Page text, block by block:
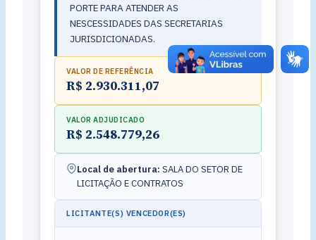
PORTE PARA ATENDER AS
NESCESSIDADES DAS SECRETARIAS
JURISDICIONADAS.
VALOR DE REFERÊNCIA
R$ 2.930.311,07
VALOR ADJUDICADO
R$ 2.548.779,26
Local de abertura: SALA DO SETOR DE
LICITAÇÃO E CONTRATOS
LICITANTE(S) VENCEDOR(ES)